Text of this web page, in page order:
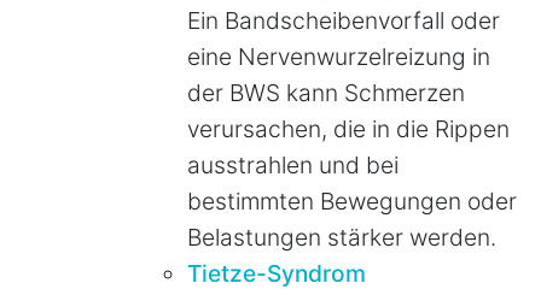
Ein Bandscheibenvorfall oder
eine Nervenwurzelreizung in
der BWS kann Schmerzen
verursachen, die in die Rippen
ausstrahlen und bei
bestimmten Bewegungen oder
Belastungen stärker werden.
Tietze-Syndrom